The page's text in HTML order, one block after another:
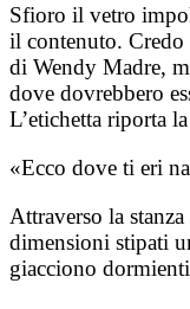
Sfioro il vetro
il contenuto. Credo
di Wendy Madre,
dove dovrebbero
L’etichetta riporta
«Ecco dove ti eri
Attraverso la
dimensioni stipati
giacciono